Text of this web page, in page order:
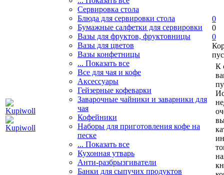
Сервировка стола
Блюда для сервировки стола
Бумажные салфетки для сервировки
Вазы для фруктов, фруктовницы
Вазы для цветов
Вазы конфетницы
... Показать все
Все для чая и кофе
Аксессуары
Гейзерные кофеварки
Заварочные чайники и заварники для
чая
Кофейники
Наборы для приготовления кофе на
песке
... Показать все
Кухонная утварь
Анти-разбрызгиватели
Банки для сыпучих продуктов
0
0
0
К